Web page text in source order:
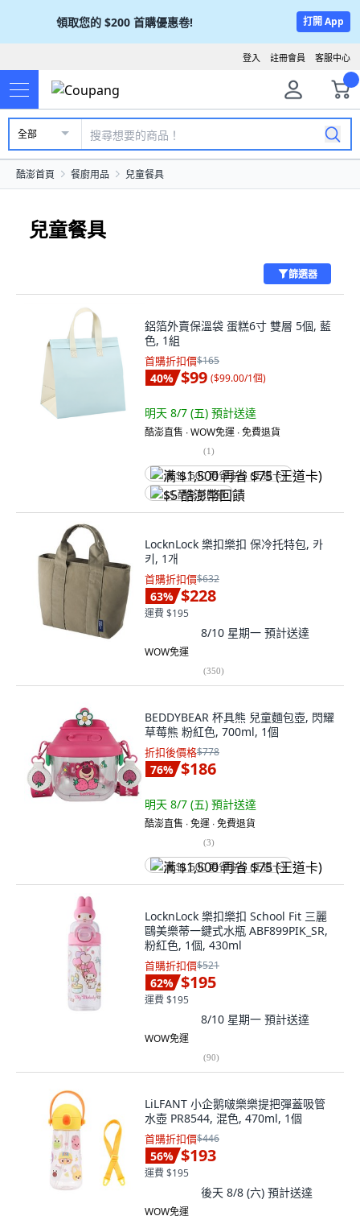
領取您的 $200 首購優惠卷! 打開 App
客服中心
註冊會員
登入
全部
酷澎首頁 餐廚用品 兒童餐具
兒童餐具
篩選器
鋁箔外賣保溫袋 蛋糕6寸 雙層 5個, 藍
色, 1組
首購折扣價$165
40% $99 ($99.00/1個)
明天 8/7 (五) 預計送達
酷澎直售 ∙ WOW免運 ∙ 免費退貨
(1)
满 $1,500 再省 $75 (王道卡)
$5 酷澎幣回饋
LocknLock 樂扣樂扣 保冷托特包, 카
키, 1개
首購折扣價$632
63% $228
運費 $195
8/10 星期一 預計送達
WOW免運
(350)
BEDDYBEAR 杯具熊 兒童麵包壺, 閃耀
草莓熊 粉紅色, 700ml, 1個
折扣後價格$778
76% $186
明天 8/7 (五) 預計送達
酷澎直售 ∙ 免運 ∙ 免費退貨
(3)
满 $1,500 再省 $75 (王道卡)
LocknLock 樂扣樂扣 School Fit 三麗
鷗美樂蒂一鍵式水瓶 ABF899PIK_SR,
粉紅色, 1個, 430ml
首購折扣價$521
62% $195
運費 $195
8/10 星期一 預計送達
WOW免運
(90)
LiLFANT 小企鹅啵樂樂提把彈蓋吸管
水壺 PR8544, 混色, 470ml, 1個
首購折扣價$446
56% $193
運費 $195
後天 8/8 (六) 預計送達
WOW免運